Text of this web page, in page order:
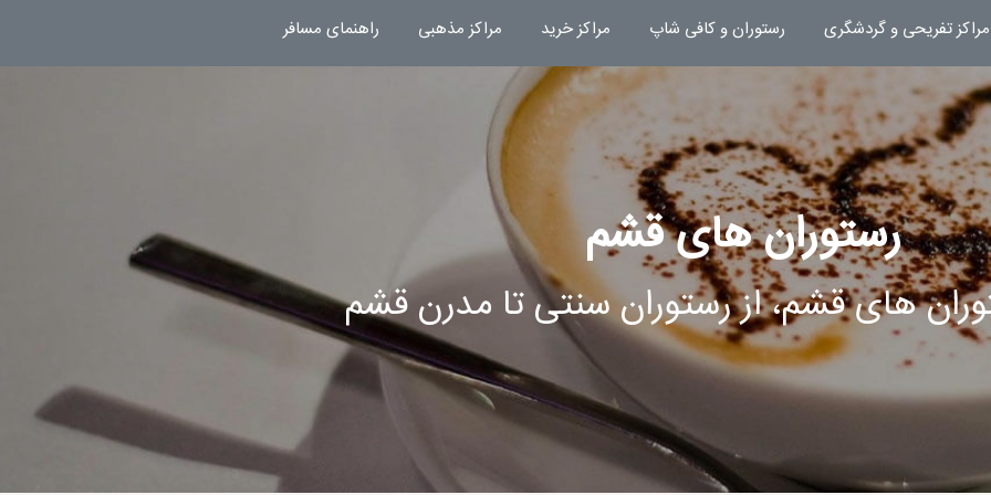
مراکز تفریحی و گردشگری رستوران و کافی شاپ مراکز خرید مراکز مذهبی راهنمای مسافر
رستوران های قشم
های قشم، از رستوران سنتی تا مدرن قشم